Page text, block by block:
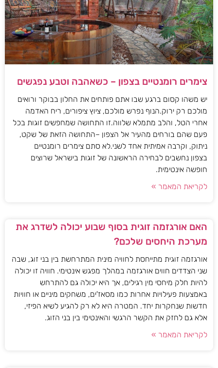
צימרים רומנטיים בצפון – כשאהבה וטבע נפגשים
יש משהו קסום ברגע שבו אתם פותחים את החלון בבוקר ורואים
מולכם רק ירוק.הנוף נפרש מולכם, ציוץ ציפורים, ריח האדמה
אחרי הטל, והלב מתמלא שלווה.זו התחושה שמחפשים זוגות בכל
פעם שהם בורחים מהעיר אל הצפון –התחושה הזאת של שקט,
ניתוק, וקרבה אמיתית אחד לשני.לא סתם צימרים רומנטיים
בצפון נחשבים לבחירה הראשונה של זוגות בישראל שרוצים
חופשה אינטימית.
לקריאת המאמר »
האם אורגזמה זוגית בסוף שבוע יכולה לשדרג את
מערכת היחסים שלכם?
אורגזמה זוגית מתייחסת לחוויה מינית המתרחשת בין בני זוג, שבה
שני הצדדים חווים אורגזמה במהלך מפגש אינטימי. חוויה זו יכולה
להיות חלק מיחסי מין רגילים, אך היא יכולה גם להתרחש
באמצעות פעילויות אחרות כמו מסאז'ים, משחקים מיניים או חוויות
חדשות שנחקרות יחד. המטרה היא לא רק להגיע לשיא הפיזי,
אלא גם לחזק את הקשר הרגשי והאינטימי בין בני הזוג.
לקריאת המאמר »